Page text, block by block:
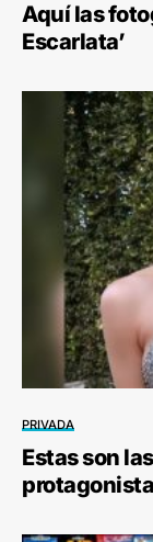
Aquí las
Escarlata’
PRIVADA
Estas son